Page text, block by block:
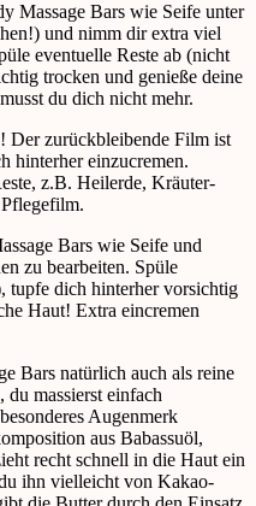
Massage Bars wie Seife unter
und nimm dir extra viel
eventuelle Reste ab (nicht
trocken und genieße deine
du dich nicht mehr.
Der zurückbleibende Film ist
hinterher einzucremen.
z.B. Heilerde, Kräuter-
Bars wie Seife und
zu bearbeiten. Spüle
tupfe dich hinterher vorsichtig
Haut! Extra eincremen
Bars natürlich auch als reine
du massierst einfach
Augenmerk
aus Babassuöl,
recht schnell in die Haut ein
ihn vielleicht von Kakao-